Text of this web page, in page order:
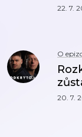
22. 7.
O
20. 7.